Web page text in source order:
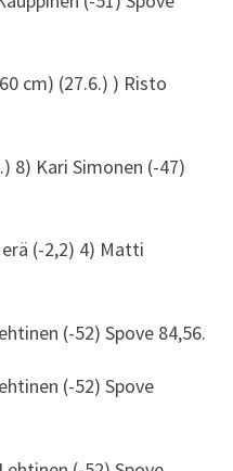
cm) (27.6.) ) Risto
8) Kari Simonen (-47)
(-2,2) 4) Matti
(-52) Spove 84,56.
(-52) Spove